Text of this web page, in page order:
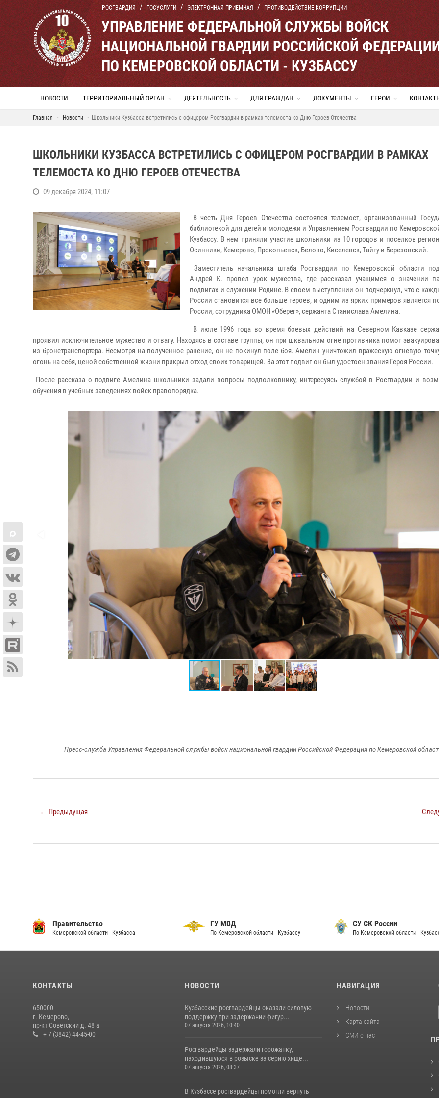
РОСГВАРДИЯ ГОСУСЛУГИ ЭЛЕКТРОННАЯ ПРИЕМНАЯ ПРОТИВОДЕЙСТВИЕ КОРРУПЦИИ
УПРАВЛЕНИЕ ФЕДЕРАЛЬНОЙ СЛУЖБЫ ВОЙСК
НАЦИОНАЛЬНОЙ ГВАРДИИ РОССИЙСКОЙ
ПО КЕМЕРОВСКОЙ ОБЛАСТИ - КУЗБАССУ
НОВОСТИ ТЕРРИТОРИАЛЬНЫЙ ОРГАН ДЕЯТЕЛЬНОСТЬ ДЛЯ ГРАЖДАН ДОКУМЕНТЫ ГЕРОИ
Главная Новости Школьники Кузбасса встретились с офицером Росгвардии в рамках телемоста ко Дню Героев Отечества
ШКОЛЬНИКИ КУЗБАССА ВСТРЕТИЛИСЬ С ОФИЦЕРОМ РОСГВАРДИИ В РАМКАХ
ТЕЛЕМОСТА КО ДНЮ ГЕРОЕВ ОТЕЧЕСТВА
09 декабря 2024, 11:07
В честь Дня Героев Отечества состоялся телемост, организованный
библиотекой для детей и молодежи и Управлением Росгвардии по
Кузбассу. В нем приняли участие школьники из 10 городов и поселков
Осинники, Кемерово, Прокопьевск, Белово, Киселевск, Тайгу и Березовский.
Заместитель начальника штаба Росгвардии по Кемеровской области
Андрей К. провел урок мужества, где рассказал учащимся о значении
подвигах и служении Родине. В своем выступлении он подчеркнул, что с
России становится все больше героев, и одним из ярких примеров является
России, сотрудника ОМОН «Оберег», сержанта Станислава Амелина.
В июле 1996 года во время боевых действий на Северном Кавказе
проявил исключительное мужество и отвагу. Находясь в составе группы, он при шквальном огне противника помог
из бронетранспортера. Несмотря на полученное ранение, он не покинул поле боя. Амелин уничтожил вражескую огневую
огонь на себя, ценой собственной жизни прикрыл отход своих товарищей. За этот подвиг он был удостоен звания Героя России.
После рассказа о подвиге Амелина школьники задали вопросы подполковнику, интересуясь службой в Росгвардии и
обучения в учебных заведениях войск правопорядка.
Пресс-служба Управления Федеральной службы войск национальной гвардии Российской Федерации по Кемеровской
← Предыдущая
ГУ МВД
По Кемеровской области - Кузбассу
СУ СК России
По Кемеровской области - Кузбассу
Прокуратура
Кемеровской области - Кузбасса
КОНТАКТЫ
650000
г. Кемерово,
пр-кт Советский д. 48 а
+ 7 (3842) 44-45-00
НОВОСТИ
Кузбасские росгвардейцы оказали силовую
поддержку при задержании фигур...
07 августа 2026, 10:40
Росгвардейцы задержали горожанку,
находившуюся в розыске за серию хище...
07 августа 2026, 08:37
В Кузбассе росгвардейцы помогли вернуть
НАВИГАЦИЯ
Новости
Карта сайта
СМИ о нас